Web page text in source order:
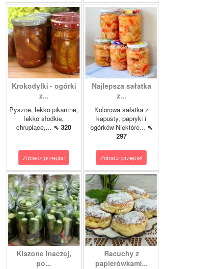
Krokodylki - ogórki
z...
Pyszne, lekko pikantne,
lekko słodkie,
chrupiące,... ⇖ 320
Zobacz przepis!
Najlepsza sałatka
z...
Kolorowa sałatka z
kapusty, papryki i
ogórków Niektóre... ⇖
297
Zobacz przepis!
Kiszone inaczej,
po...
Racuchy z
papierówkami...